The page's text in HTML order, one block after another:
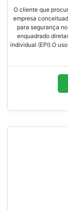
O cliente que
empresa
para segurança
enquadrado
individual (EPI).O